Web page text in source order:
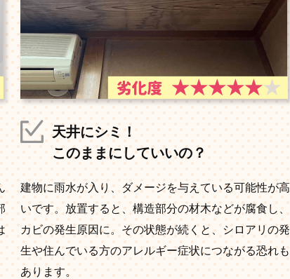
天井にシミ！
このままにしていいの？
建物に雨水が入り、ダメージを与えている可能性が高
いです。放置すると、構造部分の材木などが腐食し、
カビの発生原因に。その状態が続くと、シロアリの発
生や住んでいる方のアレルギー症状につながる恐れも
あります。